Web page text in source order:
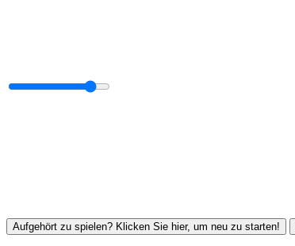
Aufgehört zu spielen? Klicken Sie hier, um neu zu starten!